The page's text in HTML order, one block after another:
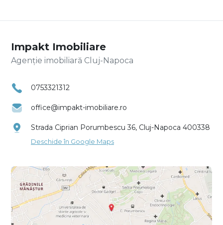
Impakt Imobiliare
Agenție imobiliară Cluj-Napoca
0753321312
office@impakt-imobiliare.ro
Strada Ciprian Porumbescu 36, Cluj-Napoca 400338
Deschide în Google Maps